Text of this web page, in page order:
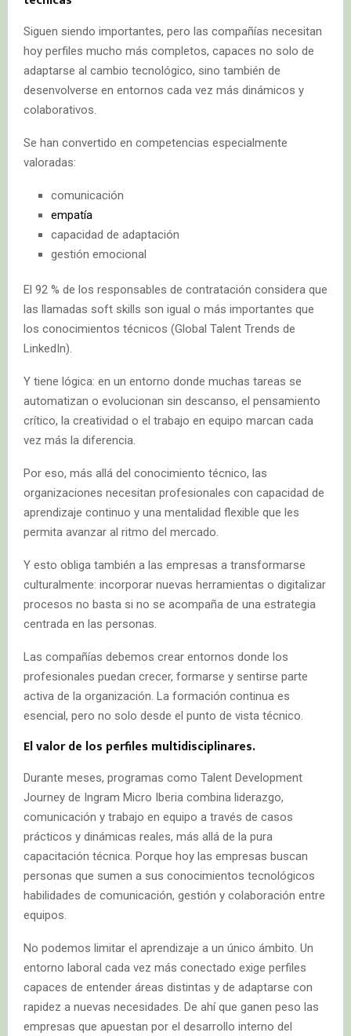
Siguen siendo importantes, pero las compañías necesitan
hoy perfiles mucho más completos, capaces no solo de
adaptarse al cambio tecnológico, sino también de
desenvolverse en entornos cada vez más dinámicos y
colaborativos.
Se han convertido en competencias especialmente
valoradas:
comunicación
empatía
capacidad de adaptación
gestión emocional
El 92 % de los responsables de contratación considera que
las llamadas soft skills son igual o más importantes que
los conocimientos técnicos (Global Talent Trends de
LinkedIn).
Y tiene lógica: en un entorno donde muchas tareas se
automatizan o evolucionan sin descanso, el pensamiento
crítico, la creatividad o el trabajo en equipo marcan cada
vez más la diferencia.
Por eso, más allá del conocimiento técnico, las
organizaciones necesitan profesionales con capacidad de
aprendizaje continuo y una mentalidad flexible que les
permita avanzar al ritmo del mercado.
Y esto obliga también a las empresas a transformarse
culturalmente: incorporar nuevas herramientas o digitalizar
procesos no basta si no se acompaña de una estrategia
centrada en las personas.
Las compañías debemos crear entornos donde los
profesionales puedan crecer, formarse y sentirse parte
activa de la organización. La formación continua es
esencial, pero no solo desde el punto de vista técnico.
El valor de los perfiles multidisciplinares.
Durante meses, programas como Talent Development
Journey de Ingram Micro Iberia combina liderazgo,
comunicación y trabajo en equipo a través de casos
prácticos y dinámicas reales, más allá de la pura
capacitación técnica. Porque hoy las empresas buscan
personas que sumen a sus conocimientos tecnológicos
habilidades de comunicación, gestión y colaboración entre
equipos.
No podemos limitar el aprendizaje a un único ámbito. Un
entorno laboral cada vez más conectado exige perfiles
capaces de entender áreas distintas y de adaptarse con
rapidez a nuevas necesidades. De ahí que ganen peso las
empresas que apuestan por el desarrollo interno del